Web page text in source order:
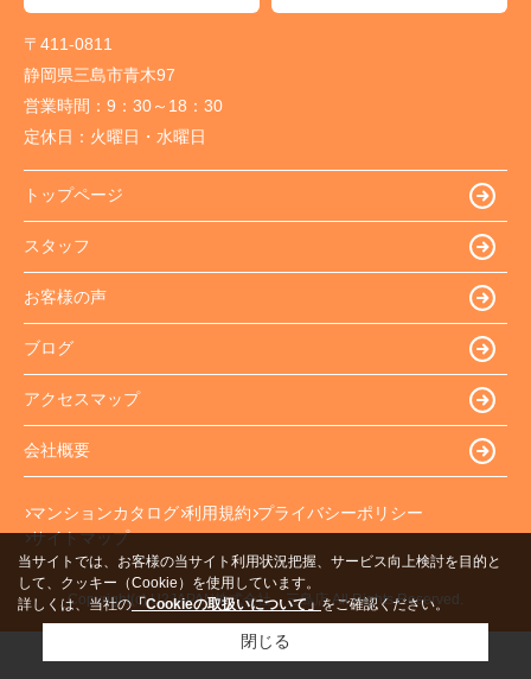
〒411-0811
静岡県三島市青木97
営業時間： 9：30～18：30
定休日： 火曜日・水曜日
トップページ
スタッフ
お客様の声
ブログ
アクセスマップ
会社概要
マンションカタログ 利用規約 プライバシーポリシー
サイトマップ
Copyright(c) U2JAPAN株式会社 三島店 All Rights Reserved.
当サイトでは、お客様の当サイト利用状況把握、サービス向上検討を目的と
して、クッキー（Cookie）を使用しています。
詳しくは、当社の「Cookieの取扱いについて」をご確認ください。
閉じる